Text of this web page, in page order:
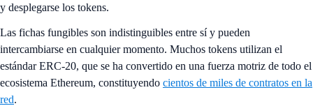
y desplegarse los tokens.
Las fichas fungibles son indistinguibles entre sí y pueden
intercambiarse en cualquier momento. Muchos tokens utilizan el
estándar ERC-20, que se ha convertido en una fuerza motriz de todo el
ecosistema Ethereum, constituyendo cientos de miles de contratos en la
red.